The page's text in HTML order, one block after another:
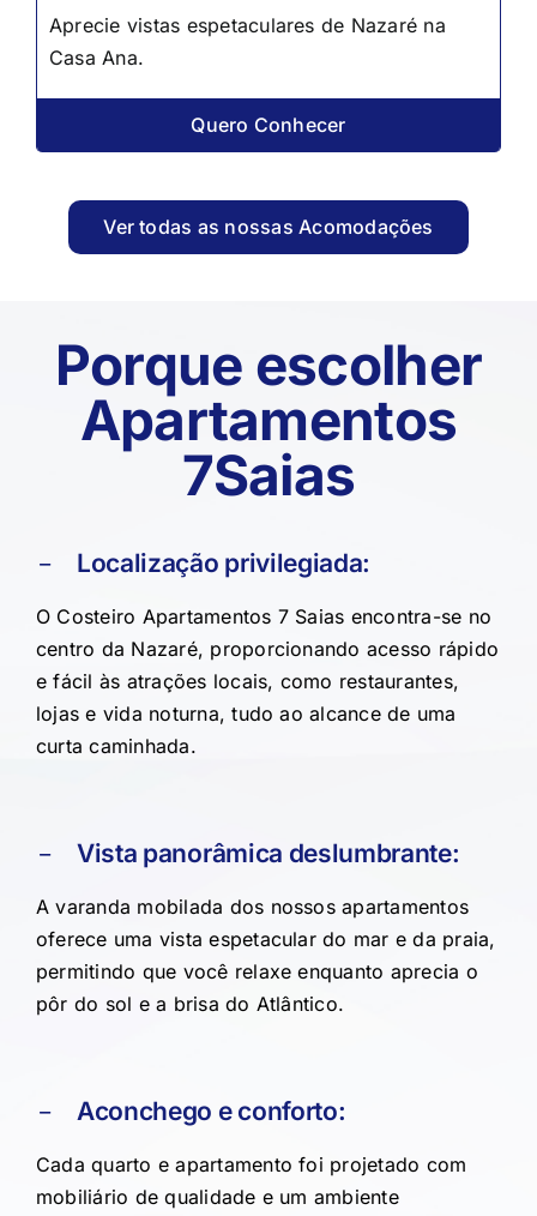
Aprecie vistas espetaculares de Nazaré na
Casa Ana.
Quero Conhecer
Ver todas as nossas Acomodações
Porque escolher
Apartamentos
7Saias
Localização privilegiada:
O Costeiro Apartamentos 7 Saias encontra-se no
centro da Nazaré, proporcionando acesso rápido
e fácil às atrações locais, como restaurantes,
lojas e vida noturna, tudo ao alcance de uma
curta caminhada.
Vista panorâmica deslumbrante:
A varanda mobilada dos nossos apartamentos
oferece uma vista espetacular do mar e da praia,
permitindo que você relaxe enquanto aprecia o
pôr do sol e a brisa do Atlântico.
Aconchego e conforto:
Cada quarto e apartamento foi projetado com
mobiliário de qualidade e um ambiente